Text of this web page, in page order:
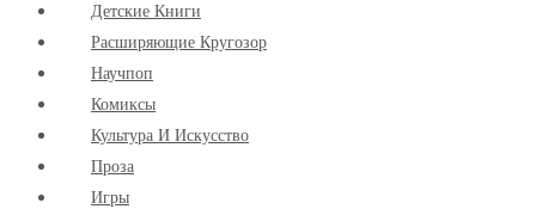
Детские Книги
Расширяющие Кругозор
Научпоп
Комиксы
Культура И Искусство
Проза
Игры